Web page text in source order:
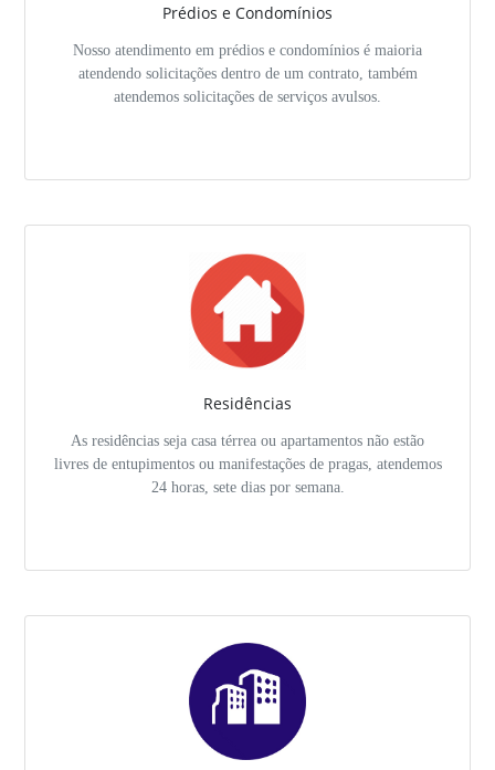
Prédios e Condomínios
Nosso atendimento em prédios e condomínios é maioria
atendendo solicitações dentro de um contrato, também
atendemos solicitações de serviços avulsos.
Residências
As residências seja casa térrea ou apartamentos não estão
livres de entupimentos ou manifestações de pragas, atendemos
24 horas, sete dias por semana.